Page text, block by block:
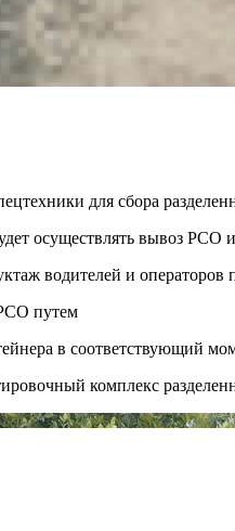
для сбора
осуществлять вывоз
водителей и
путем
в соответствующий
комплекс